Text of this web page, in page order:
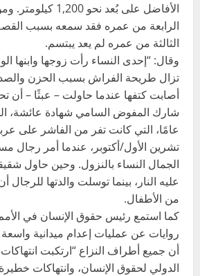
الأفاضل على بُعد نحو
الرابعة من عمره فقد سمعه بسبب
الثالثة من عمره لم يعد يبتسم.
وقال: “إحدى النساء رأت زوجها وابنها
تزال طريحة الفراش بسبب الحزن
أصابت كتفها عندما حاولت – عبثًا – أن
عامًا، التي كانت تفر من الفاشر على
تشرين الأول/أكتوبر، عندما أمر رجال
الجمال النساء بالنزول. وحين حاول
عليه النار، بينما توسلت والدتها للرجال
من الأطفال.
كما استمع رئيس حقوق الإنسان في
روايات عن عمليات إعدام ميدانية
أن جميع أطراف النزاع “ارتكبت
الدولي لحقوق الإنسان، وانتهاكات